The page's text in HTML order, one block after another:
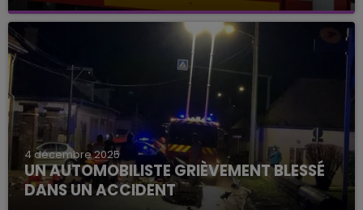
4 décembre 2025
UN AUTOMOBILISTE GRIÈVEMENT BLESSÉ
DANS UN ACCIDENT